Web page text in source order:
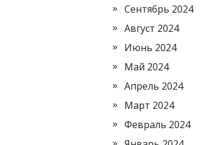
Сентябрь 2024
Август 2024
Июнь 2024
Май 2024
Апрель 2024
Март 2024
Февраль 2024